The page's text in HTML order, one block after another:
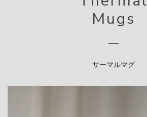
Mugs
サーマルマグ